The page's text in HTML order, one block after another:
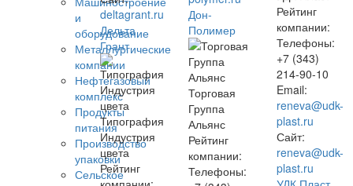
и
оборудование
Металлургические
компании
Нефтегазовый
комплекс
Продукты
питания
Производство
упаковки
Сельское
deltagrant.ru
Дельта
Грант
Типография
Индустрия
цвета
Рейтинг
Дон-
Полимер
Торговая
Группа
Альянс
Рейтинг
компании:
Телефоны:
Рейтинг
компании:
Телефоны:
+7 (343)
214-90-10
Email:
reneva@udk-
plast.ru
Сайт:
reneva@udk-
plast.ru